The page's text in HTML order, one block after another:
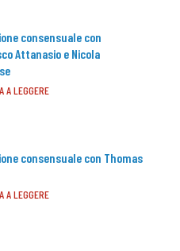
consensuale con
Attanasio e Nicola
A LEGGERE
consensuale con Thomas
A LEGGERE